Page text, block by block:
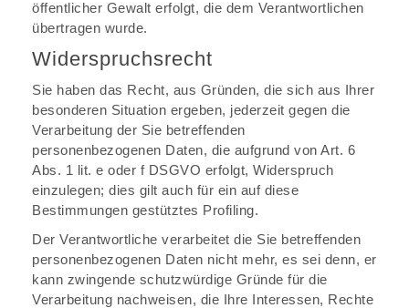
öffentlicher Gewalt erfolgt, die dem Verantwortlichen
übertragen wurde.
Widerspruchsrecht
Sie haben das Recht, aus Gründen, die sich aus Ihrer
besonderen Situation ergeben, jederzeit gegen die
Verarbeitung der Sie betreffenden
personenbezogenen Daten, die aufgrund von Art. 6
Abs. 1 lit. e oder f DSGVO erfolgt, Widerspruch
einzulegen; dies gilt auch für ein auf diese
Bestimmungen gestütztes Profiling.
Der Verantwortliche verarbeitet die Sie betreffenden
personenbezogenen Daten nicht mehr, es sei denn, er
kann zwingende schutzwürdige Gründe für die
Verarbeitung nachweisen, die Ihre Interessen, Rechte